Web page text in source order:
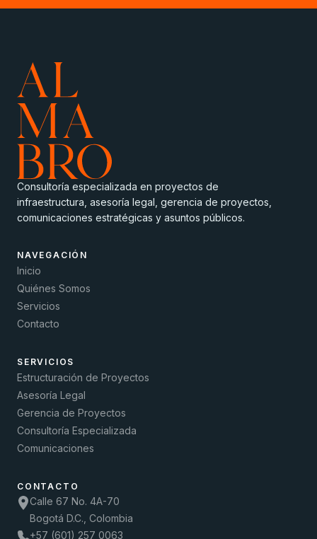
Consultoría especializada en proyectos de
infraestructura, asesoría legal, gerencia de proyectos,
comunicaciones estratégicas y asuntos públicos.
NAVEGACIÓN
Inicio
Quiénes Somos
Servicios
Contacto
SERVICIOS
Estructuración de Proyectos
Asesoría Legal
Gerencia de Proyectos
Consultoría Especializada
Comunicaciones
CONTACTO
Calle 67 No. 4A-70
Bogotá D.C., Colombia
+57 (601) 257 0063